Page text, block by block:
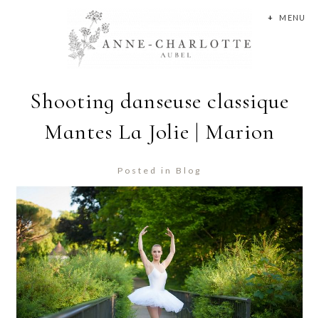
MENU
+
Shooting danseuse classique
Mantes La Jolie | Marion
Posted in Blog